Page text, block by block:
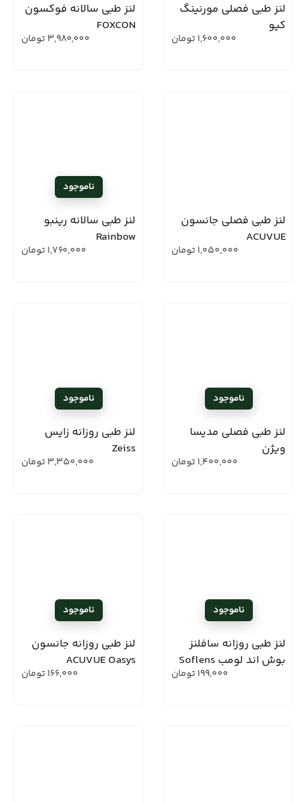
لنز طبی فصلی مورنینگ
کیو
1,600,000تومان
لنز طبی سالانه فوکسون
FOXCON
3,980,000تومان
لنز طبی فصلی جانسون
ACUVUE
1,050,000تومان
لنز طبی سالانه رینبو
Rainbow
1,760,000تومان
لنز طبی فصلی مدیسا
ویژن
1,400,000تومان
لنز طبی روزانه زایس
Zeiss
3,350,000تومان
لنز طبی روزانه سافلنز
بوش اند لومب Soflens
199,000تومان
لنز طبی روزانه جانسون
ACUVUE Oasys
166,000تومان